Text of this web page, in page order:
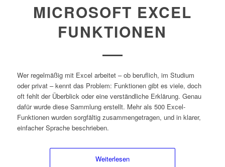
MICROSOFT EXCEL
FUNKTIONEN
Wer regelmäßig mit Excel arbeitet – ob beruflich, im Studium
oder privat – kennt das Problem: Funktionen gibt es viele, doch
oft fehlt der Überblick oder eine verständliche Erklärung. Genau
dafür wurde diese Sammlung erstellt. Mehr als 500 Excel-
Funktionen wurden sorgfältig zusammengetragen, und in klarer,
einfacher Sprache beschrieben.
Weiterlesen